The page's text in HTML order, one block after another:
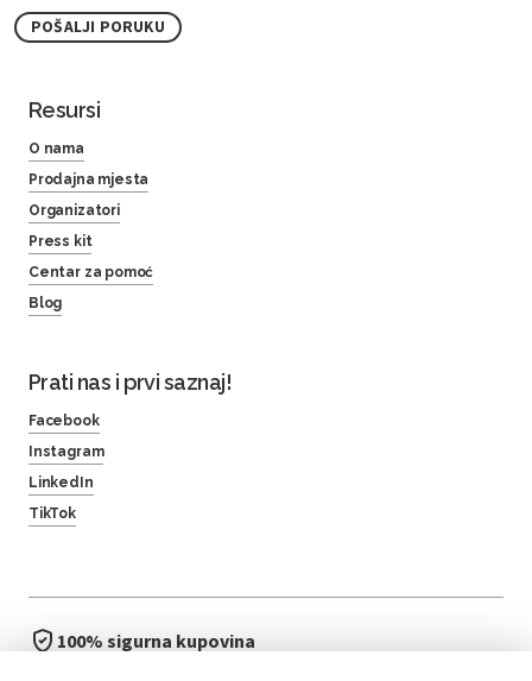
POŠALJI PORUKU
Resursi
O nama
Prodajna mjesta
Organizatori
Press kit
Centar za pomoć
Blog
Prati nas i prvi saznaj!
Facebook
Instagram
LinkedIn
TikTok
100% sigurna kupovina